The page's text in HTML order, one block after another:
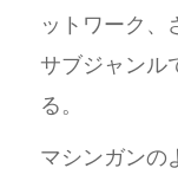
ットワーク、
サブジャンル
る。
マシンガンの